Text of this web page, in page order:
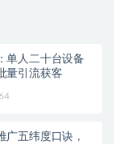
单人二十台设备
量引流获客
广五纬度口诀，